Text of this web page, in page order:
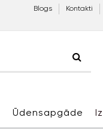
Blogs Kontakti
Ūdensapgāde